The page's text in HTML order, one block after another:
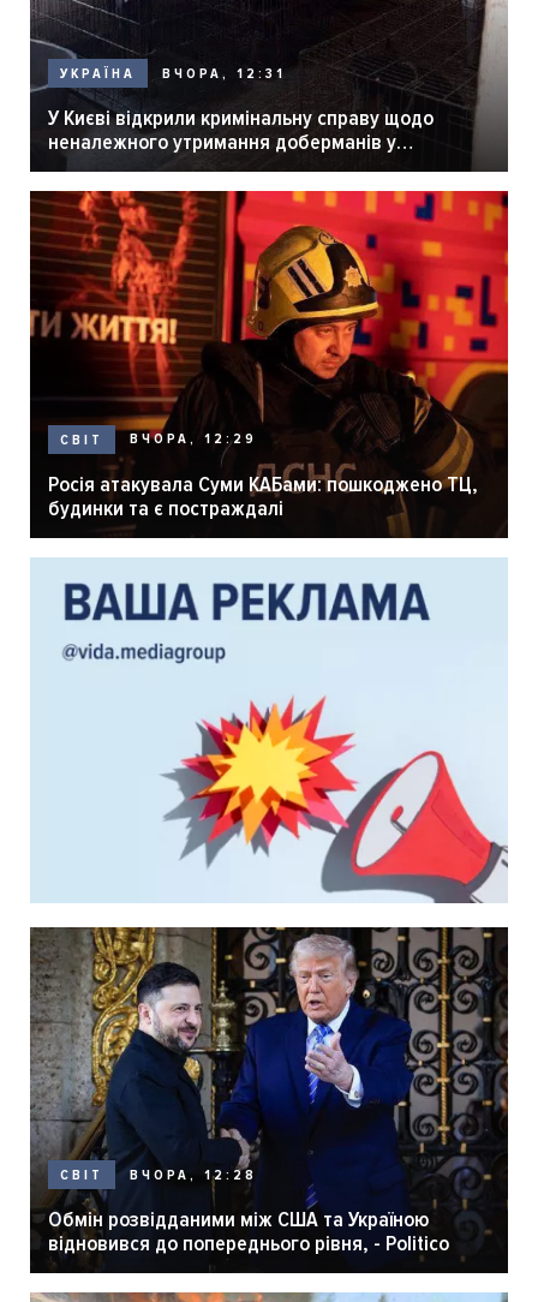
УКРАЇНА ВЧОРА, 12:31
У Києві відкрили кримінальну справу щодо
неналежного утримання доберманів у
розпліднику
СВІТ ВЧОРА, 12:29
Росія атакувала Суми КАБами: пошкоджено ТЦ,
будинки та є постраждалі
СВІТ ВЧОРА, 12:28
Обмін розвідданими між США та Україною
відновився до попереднього рівня, - Politico